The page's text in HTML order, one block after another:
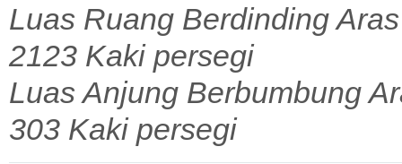
Luas Ruang Berdinding
2123 Kaki persegi
Luas Anjung Berbumbung
303 Kaki persegi